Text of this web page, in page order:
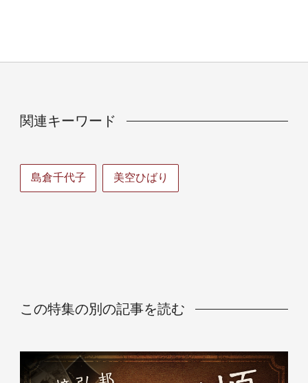
関連キーワード
島倉千代子 美空ひばり
この特集の別の記事を読む